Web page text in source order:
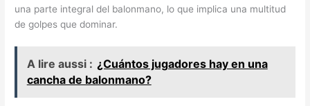
una parte integral del balonmano, lo que implica una multitud
de golpes que dominar.
A lire aussi : ¿Cuántos jugadores hay en una
cancha de balonmano?